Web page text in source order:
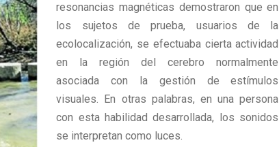
resonancias magnéticas demostraron que en
los sujetos de prueba, usuarios de la
ecolocalización, se efectuaba cierta actividad
en la región del cerebro normalmente
asociada con la gestión de estímulos
visuales. En otras palabras, en una persona
con esta habilidad desarrollada, los sonidos
se interpretan como luces.